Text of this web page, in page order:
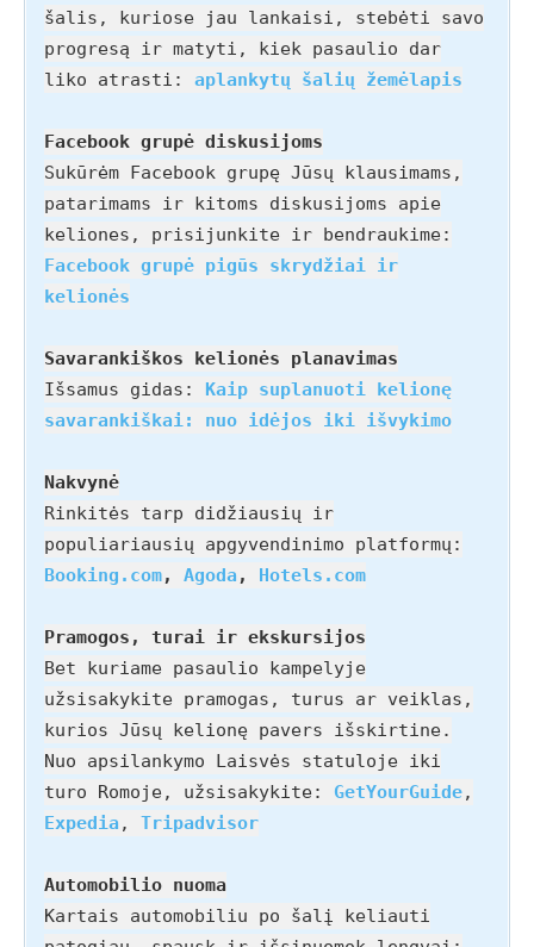
šalis, kuriose jau lankaisi, stebėti savo
progresą ir matyti, kiek pasaulio dar
liko atrasti: aplankytų šalių žemėlapis
Facebook grupė diskusijoms
Sukūrėm Facebook grupę Jūsų klausimams,
patarimams ir kitoms diskusijoms apie
keliones, prisijunkite ir bendraukime:
Facebook grupė pigūs skrydžiai ir
kelionės
Savarankiškos kelionės planavimas
Išsamus gidas: Kaip suplanuoti kelionę
savarankiškai: nuo idėjos iki išvykimo
Nakvynė
Rinkitės tarp didžiausių ir
populiariausių apgyvendinimo platformų:
Booking.com, Agoda , Hotels.com
Pramogos, turai ir ekskursijos
Bet kuriame pasaulio kampelyje
užsisakykite pramogas, turus ar veiklas,
kurios Jūsų kelionę pavers išskirtine.
Nuo apsilankymo Laisvės statuloje iki
turo Romoje, užsisakykite: GetYourGuide,
Expedia , Tripadvisor
Automobilio nuoma
Kartais automobiliu po šalį keliauti